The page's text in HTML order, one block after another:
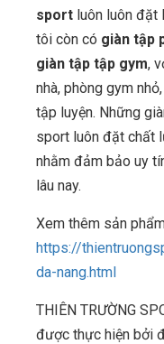
sport luôn luôn đặt
tôi còn có giàn tập
giàn tập tập gym,
nhà, phòng gym
tập luyện. Những
sport luôn đặt chất
nhằm đảm bảo uy
lâu nay.
Xem thêm sản
https://
da-nang.html
THIÊN TRƯỜNG
được thực hiện bởi